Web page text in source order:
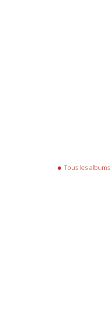
Tous les albums